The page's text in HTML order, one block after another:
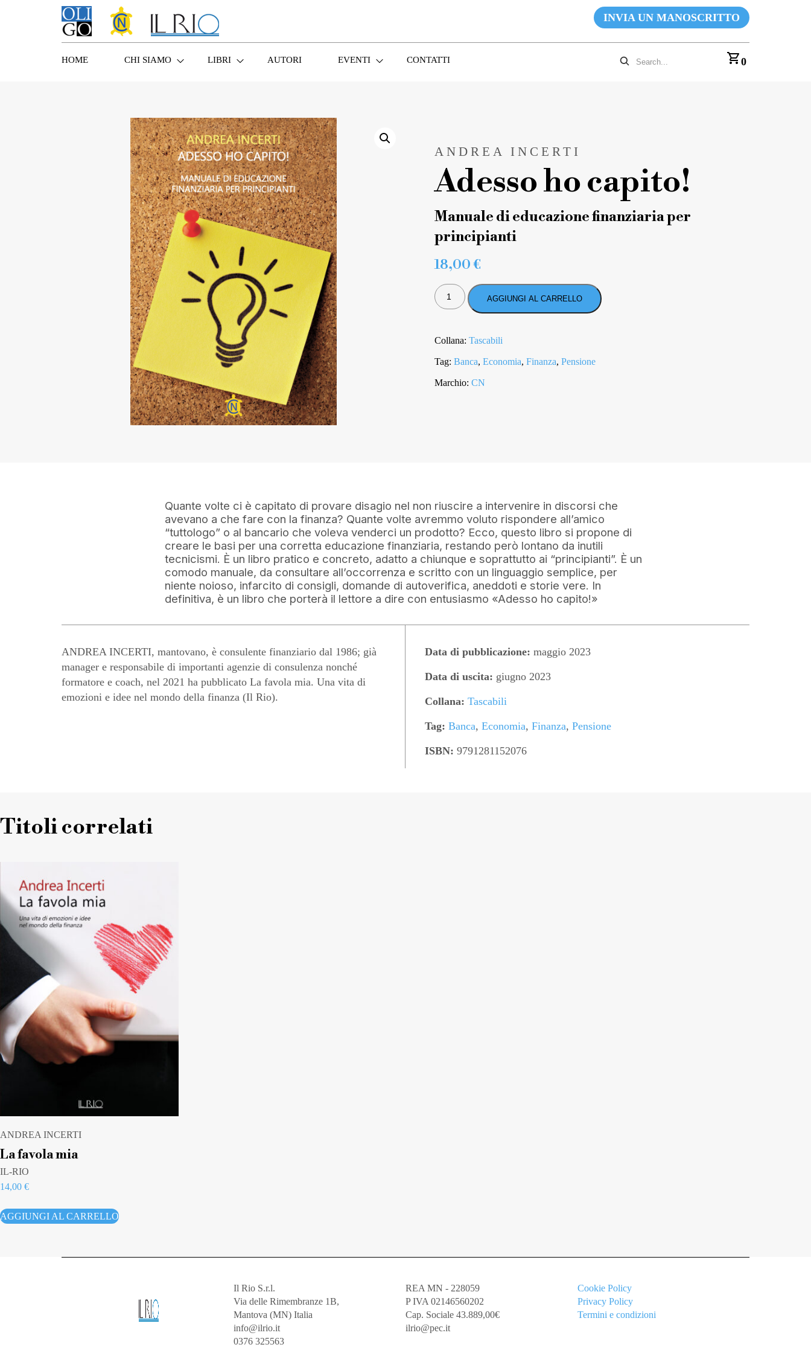
INVIA UN MANOSCRITTO
HOME CHI SIAMO LIBRI AUTORI EVENTI CONTATTI 0
ANDREA INCERTI
Adesso ho capito!
Manuale di educazione finanziaria per
principianti
18,00€
ADESSO
HO
CAPITO!
AGGIUNGI AL CARRELLO
Collana: Tascabili
Tag: Banca, Economia, Finanza, Pensione
Marchio: CN
Quante volte ci è capitato di provare disagio nel non riuscire a intervenire in discorsi che
avevano a che fare con la finanza? Quante volte avremmo voluto rispondere all’amico
“tuttologo” o al bancario che voleva venderci un prodotto? Ecco, questo libro si propone di
creare le basi per una corretta educazione finanziaria, restando però lontano da inutili
tecnicismi. È un libro pratico e concreto, adatto a chiunque e soprattutto ai “principianti”. È un
comodo manuale, da consultare all’occorrenza e scritto con un linguaggio semplice, per
niente noioso, infarcito di consigli, domande di autoverifica, aneddoti e storie vere. In
definitiva, è un libro che porterà il lettore a dire con entusiasmo «Adesso ho capito!»
ANDREA INCERTI, mantovano, è consulente finanziario dal 1986; già
manager e responsabile di importanti agenzie di consulenza nonché
formatore e coach, nel 2021 ha pubblicato La favola mia. Una vita di
emozioni e idee nel mondo della finanza (Il Rio).
Data di pubblicazione: maggio 2023
Data di uscita: giugno 2023
Collana: Tascabili
Tag: Banca, Economia, Finanza, Pensione
ISBN: 9791281152076
Titoli correlati
ANDREA INCERTI
La favola mia
IL-RIO
14,00 €
AGGIUNGI AL CARRELLO
Il Rio S.r.l.
Via delle Rimembranze 1B,
Mantova (MN) Italia
info@ilrio.it
0376 325563
REA MN - 228059
P IVA 02146560202
Cap. Sociale 43.889,00€
ilrio@pec.it
Cookie Policy
Privacy Policy
Termini e condizioni